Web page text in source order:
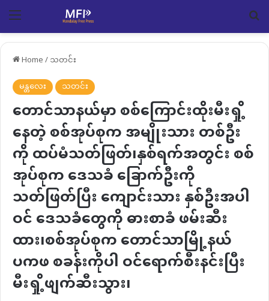
Menu
Home/သတင်း
မန္တလေး
သတင်း
တောင်သာနယ်မှာ စစ်ကြောင်းထိုးမီးရှို့
နေတဲ့ စစ်အုပ်စုက အမျိုးသား တစ်ဦး
ကို ထပ်မံသတ်ဖြတ်၊နှစ်ရက်အတွင်း စစ်
အုပ်စုက ဒေသခံ ခြောက်ဦးကို
သတ်ဖြတ်ပြီး ကျောင်းသား နှစ်ဦးအပါ
ဝင် ဒေသခံတွေကို ဓားစာခံ ဖမ်းဆီး
ထား၊စစ်အုပ်စုက တောင်သာမြို့နယ်
ပကဖ စခန်းကိုပါ ဝင်ရောက်စီးနင်းပြီး
မီးရှို့ဖျက်ဆီးသွား၊